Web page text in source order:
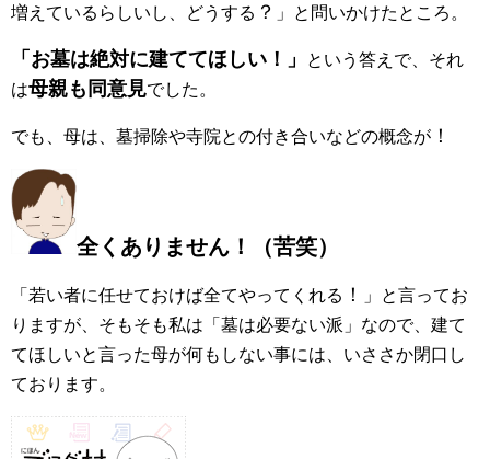
増えているらしいし、どうする ？ 」と問いかけたところ。
「お墓は絶対に建ててほしい！」
という答えで、それ
は母親も同意見でした。
でも、母は、墓掃除や寺院との付き合いなどの概念が ！
全くありません！（苦笑）
「若い者に任せておけば全てやってくれる ！
」と言ってお
りますが、そもそも私は「墓は必要ない派」なので、建て
てほしいと言った母が何もしない事には、いささか閉口し
ております。